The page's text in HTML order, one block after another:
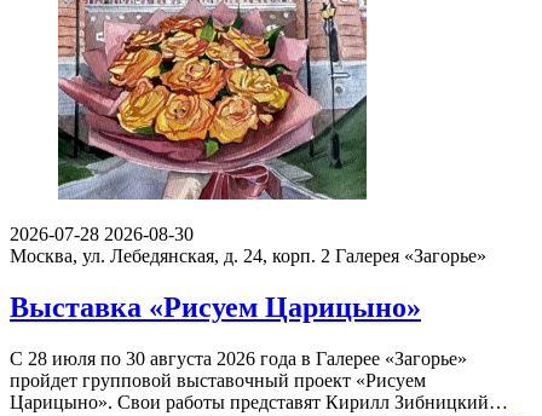
2026-07-28 2026-08-30
Москва, ул. Лебедянская, д. 24, корп. 2 Галерея «Загорье»
Выставка «Рисуем Царицыно»
С 28 июля по 30 августа 2026 года в Галерее «Загорье»
пройдет групповой выставочный проект «Рисуем
Царицыно». Свои работы представят Кирилл Зибницкий…